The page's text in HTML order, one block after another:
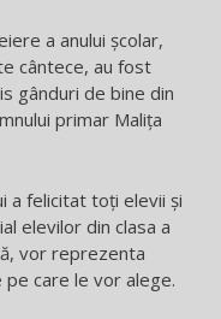
a anului școlar,
cântece, au fost
gânduri de bine din
primar Malița
a felicitat toți elevii și
elevilor din clasa a
vor reprezenta
pe care le vor alege.